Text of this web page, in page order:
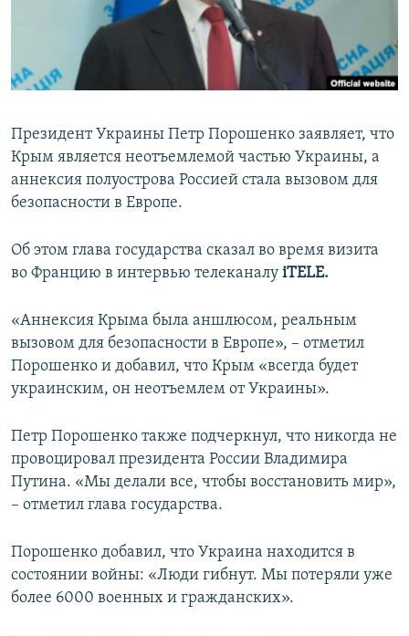
ПОБЕДИТЕЛЕЙ НЕ СУДЯТ?
КРЫМ.НЕПОКОРЕННЫЙ
ELIFBE
ПРИСОЕДИНЯЙТЕСЬ!
Все сайты RFE/RL
Президент Украины Петр Порошенко заявляет, что
Крым является неотъемлемой частью Украины, а
аннексия полуострова Россией стала вызовом для
безопасности в Европе.
Об этом глава государства сказал во время визита
во Францию в интервью телеканалу iTELE.
«Аннексия Крыма была аншлюсом, реальным
вызовом для безопасности в Европе», – отметил
Порошенко и добавил, что Крым «всегда будет
украинским, он неотъемлем от Украины».
Петр Порошенко также подчеркнул, что никогда не
провоцировал президента России Владимира
Путина. «Мы делали все, чтобы восстановить мир»,
– отметил глава государства.
Порошенко добавил, что Украина находится в
состоянии войны: «Люди гибнут. Мы потеряли уже
более 6000 военных и гражданских».